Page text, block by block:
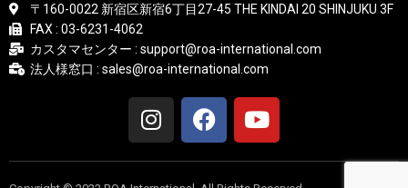
〒160-0022 新宿区新宿6丁目27-45 THE KINDAI 20 SHINJUKU 3F
FAX : 03-6231-4062
カスタマセンター : support@roa-international.com
法人様窓口 : sales@roa-international.com